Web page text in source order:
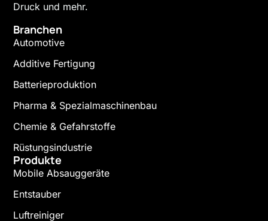
Druck und mehr.
Branchen
Automotive
Additive Fertigung
Batterieproduktion
Pharma & Spezialmaschinenbau
Chemie & Gefahrstoffe
Rüstungsindustrie
Produkte
Mobile Absauggeräte
Entstauber
Luftreiniger